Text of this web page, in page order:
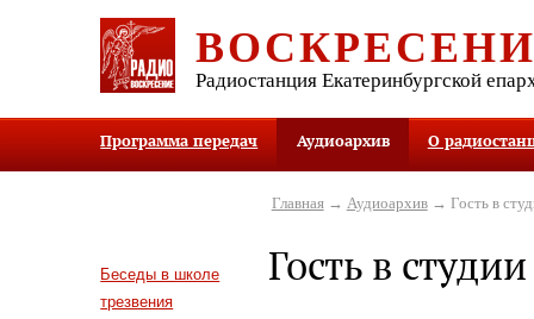
Радиостанция Екатеринбургской
Программа передач Аудиоархив О
Беседы в школе
трезвения
Главная→ Аудиоархив→ Гость в
Гость в студии